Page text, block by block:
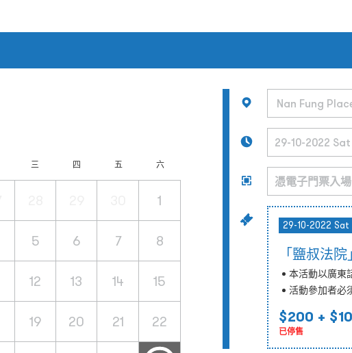
三 四 五 六
1
5 6 7 8
12 13 14 15
19 20 21 22
29-10-2022 Sat
「鹽叔法
本活動以廣東
活動參加者必
$200 + $10
已停售